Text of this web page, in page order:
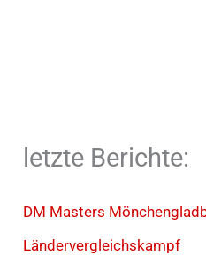
letzte Berichte:
DM Masters
Ländervergleichskampf